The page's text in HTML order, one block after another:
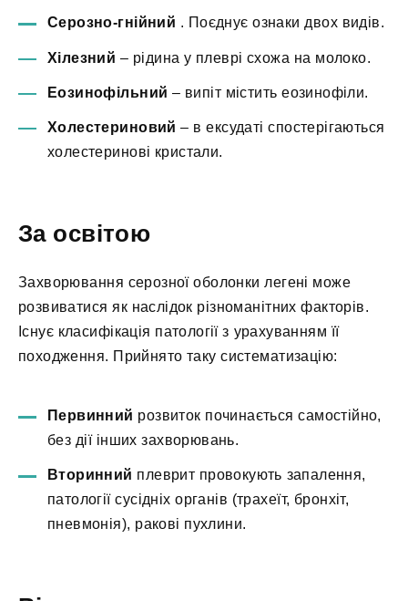
Серозно-гнійний . Поєднує ознаки двох видів.
Хілезний – рідина у плеврі схожа на молоко.
Еозинофільний – випіт містить еозинофіли.
Холестериновий – в ексудаті спостерігаються
холестеринові кристали.
За освітою
Захворювання серозної оболонки легені може
розвиватися як наслідок різноманітних факторів.
Існує класифікація патології з урахуванням її
походження. Прийнято таку систематизацію:
Первинний розвиток починається самостійно,
без дії інших захворювань.
Вторинний плеврит провокують запалення,
патології сусідніх органів (трахеїт, бронхіт,
пневмонія), ракові пухлини.